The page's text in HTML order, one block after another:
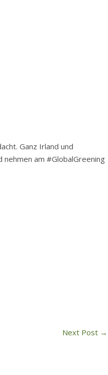
Ganz Irland und
am #GlobalGreening
Next Post →